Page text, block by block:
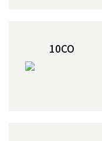
10CO